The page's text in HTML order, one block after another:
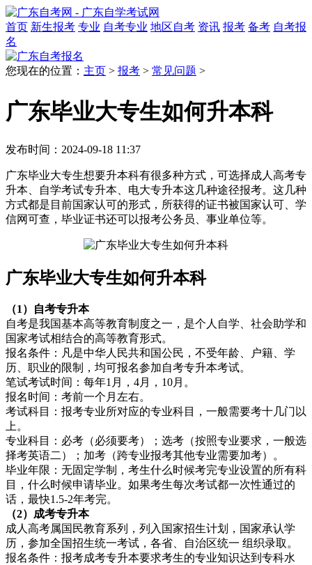
首页 新生报考 专业 自考专业 地区自考 资讯 报考 备考 自考报
名
您现在的位置： 主页 > 报考 > 常见问题 >
广东毕业大专生如何升本科
发布时间：2024-09-18 11:37
广东毕业大专生想要升本科有很多种方式，可选择成人高考专
升本、自学考试专升本、电大专升本这几种途径报考。这几种
方式都是目前国家认可的形式，所获得的证书被国家认可、学
信网可查，毕业证书还可以报考公务员、事业单位等。
广东毕业大专生如何升本科
（1）自考专升本
自考是我国基本高等教育制度之一，是个人自学、社会助学和
国家考试相结合的高等教育形式。
报名条件：凡是中华人民共和国公民，不受年龄、户籍、学
历、职业的限制，均可报名参加自考专升本考试。
笔试考试时间：每年1月，4月，10月。
报名时间：考前一个月左右。
考试科目：报考专业所对应的专业科目，一般需要考十几门以
上。
专业科目：必考（必须要考）；选考（按照专业要求，一般选
择考英语二）；加考（跨专业报考其他专业需要加考）。
毕业年限：无固定学制，考生什么时候考完专业设置的所有科
目，什么时候申请毕业。如果考生每次考试都一次性通过的
话，最快1.5-2年考完。
（2）成考专升本
成人高考属国民教育系列，列入国家招生计划，国家承认学
历，参加全国招生统一考试，各省、自治区统一 组织录取。
报名条件：报考成考专升本要求考生的专业知识达到专科水